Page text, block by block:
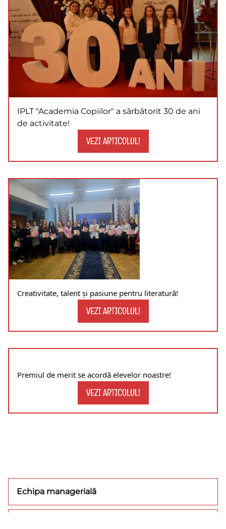
IPLT "Academia Copiilor" a sărbătorit 30 de ani
de activitate!
VEZI ARTICOLUL!
Creativitate, talent și pasiune pentru literatură!
VEZI ARTICOLUL!
Premiul de merit se acordă elevelor noastre!
VEZI ARTICOLUL!
Echipa managerială